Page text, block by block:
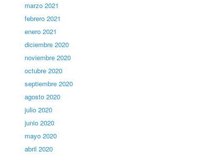
marzo 2021
febrero 2021
enero 2021
diciembre 2020
noviembre 2020
octubre 2020
septiembre 2020
agosto 2020
julio 2020
junio 2020
mayo 2020
abril 2020